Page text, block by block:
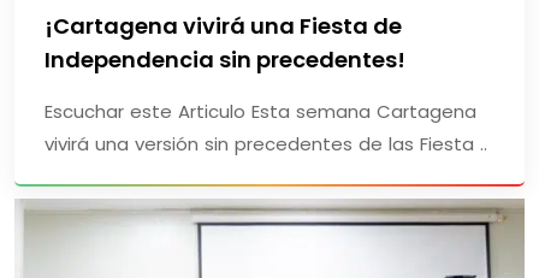
¡Cartagena vivirá una Fiesta de
Independencia sin precedentes!
Escuchar este Articulo Esta semana Cartagena
vivirá una versión sin precedentes de las Fiesta ..